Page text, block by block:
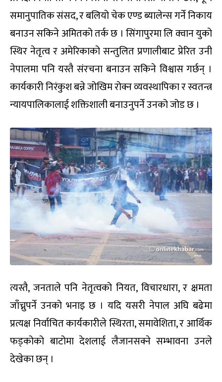
समानुपातिक संसद, र बलियो चेक एण्ड ब्यालेन्स गर्ने निकाय
बनाउन सकिने अमितको तर्क छ । सिंगापुरमा लि क्वान युको
स्थिर नेतृत्व र अमेरिकाको सन्तुलित प्रणालीबाट प्रेरित उनी
नेपालमा पनि यस्तै संरचना बनाउन सकिने विश्वास गर्छन् ।
कार्यकारी निरंकुश बन्ने जोखिम रोक्न व्यवस्थापिका र स्वतन्त्र
न्यायपालिकालाई शक्तिशाली बनाउनुपर्ने उनको जोड छ ।
त्यस्तै, जनताले पनि नेतृत्वको नियत, विचारधारा, र क्षमता
जाँच्नुपर्ने उनको भनाइ छ । यदि यसरी नेपाल अघि बढेमा
प्रत्यक्ष निर्वाचित कार्यकारीले स्थिरता, समावेशिता, र आर्थिक
फड्कोको बाटोमा देशलाई लैजानसक्ने सम्भावना उनले
देखेका छन् ।